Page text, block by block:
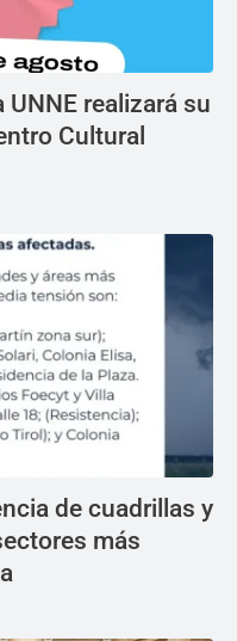
UNNE realizará su
Cultural
de cuadrillas y
más